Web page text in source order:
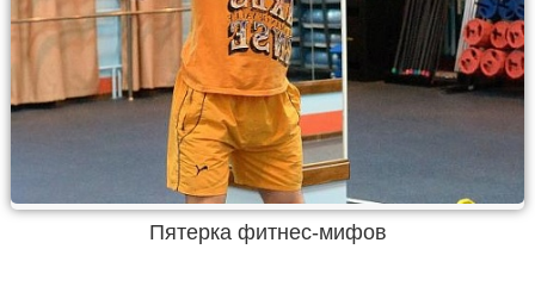
Пятерка фитнес-мифов